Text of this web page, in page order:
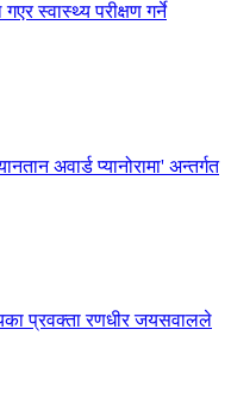
स्वास्थ्य परीक्षण गर्ने
अवार्ड प्यानोरामा' अन्तर्गत
प्रवक्ता रणधीर जयसवालले